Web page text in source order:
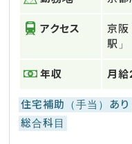
アクセス
京阪
駅」
年収 月
住宅補助（手当）あり
総合科目